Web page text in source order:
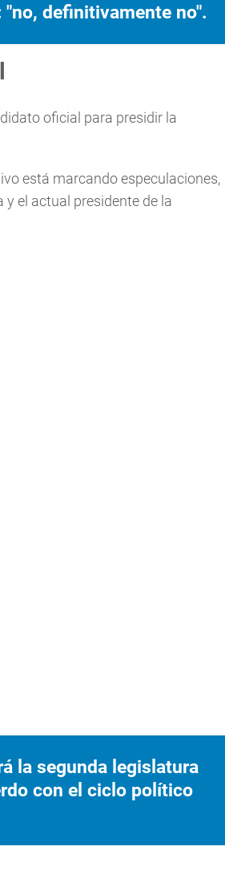
definitivamente no".
oficial para presidir la
está marcando especulaciones,
el actual presidente de la
la segunda legislatura
con el ciclo político